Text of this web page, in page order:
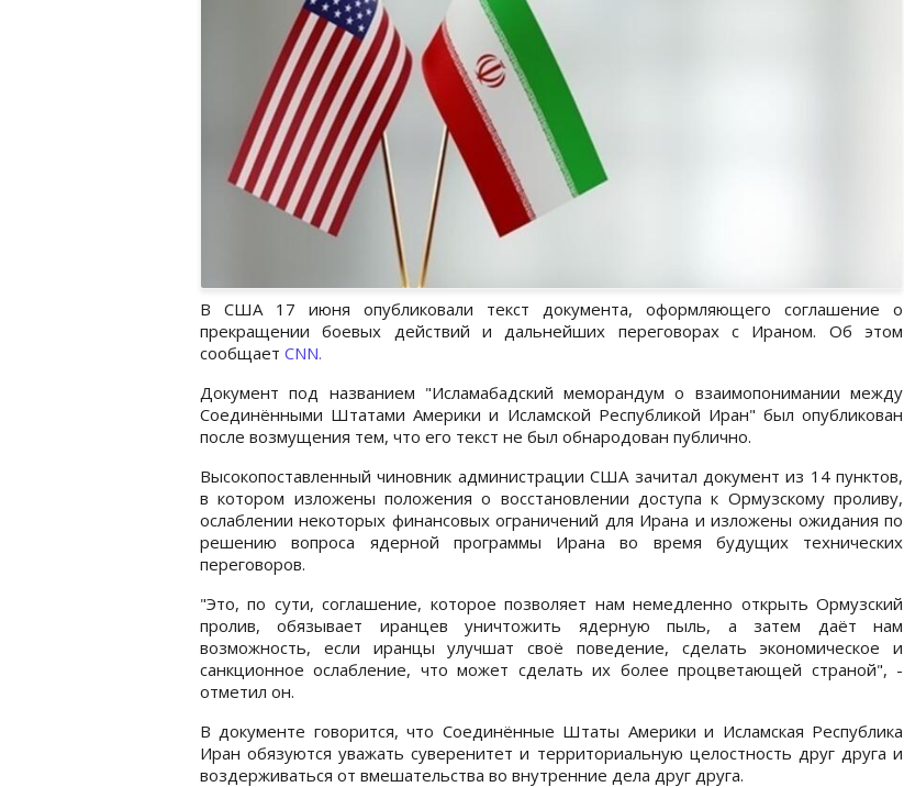
В США 17 июня опубликовали текст документа, оформляющего соглашение о
прекращении боевых действий и дальнейших переговорах с Ираном. Об этом
сообщает CNN.
Документ под названием "Исламабадский меморандум о взаимопонимании между
Соединёнными Штатами Америки и Исламской Республикой Иран" был опубликован
после возмущения тем, что его текст не был обнародован публично.
Высокопоставленный чиновник администрации США зачитал документ из 14 пунктов,
в котором изложены положения о восстановлении доступа к Ормузскому проливу,
ослаблении некоторых финансовых ограничений для Ирана и изложены ожидания по
решению вопроса ядерной программы Ирана во время будущих технических
переговоров.
"Это, по сути, соглашение, которое позволяет нам немедленно открыть Ормузский
пролив, обязывает иранцев уничтожить ядерную пыль, а затем даёт нам
возможность, если иранцы улучшат своё поведение, сделать экономическое и
санкционное ослабление, что может сделать их более процветающей страной", -
отметил он.
В документе говорится, что Соединённые Штаты Америки и Исламская Республика
Иран обязуются уважать суверенитет и территориальную целостность друг друга и
воздерживаться от вмешательства во внутренние дела друг друга.